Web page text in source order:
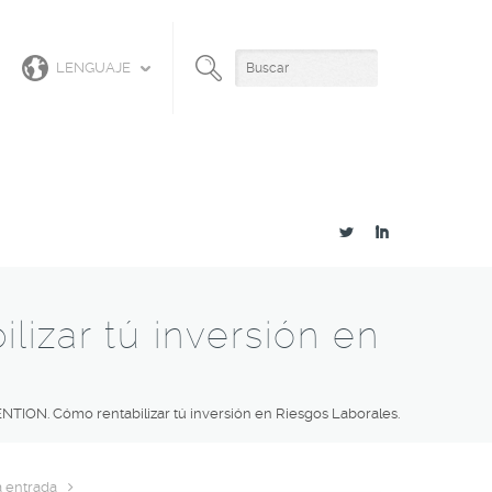
L I
LENGUAJE
tú inversión en
Cómo rentabilizar tú inversión en Riesgos Laborales.
entrada